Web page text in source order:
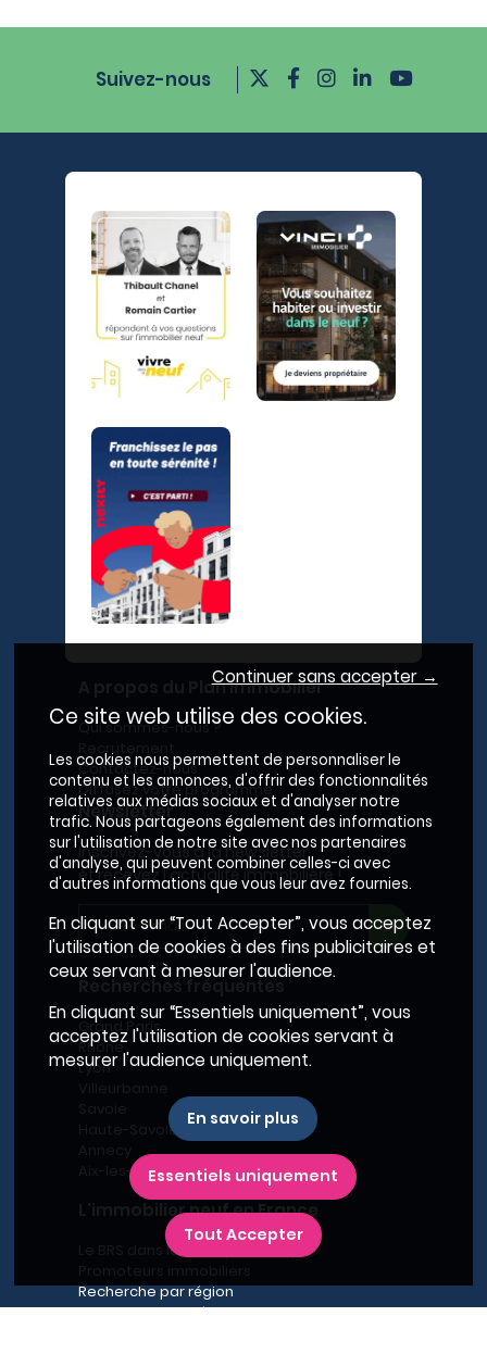
Suivez-nous
A propos du Plan Immobilier
Qui sommes-nous ?
Recrutement
Contactez-nous
Diffusez votre programme
Newsletter
Inscrivez-vous à la newsletter,
et recevez l'actualité immobilière !
Grand Paris
Rhône
Lyon
Haute-Savoie
Aix-les-Bains
L'immobilier neuf en France
Le BRS dans la Métropole de Lyon
Recherche par région
Recherche par département
Continuer sans accepter →
Ce site web utilise des cookies.
Les cookies nous permettent de personnaliser le
contenu et les annonces, d'offrir des fonctionnalités
relatives aux médias sociaux et d'analyser notre
trafic. Nous partageons également des informations
sur l'utilisation de notre site avec nos partenaires
d'analyse, qui peuvent combiner celles-ci avec
d'autres informations que vous leur avez fournies.
En cliquant sur “Tout Accepter”, vous acceptez
l'utilisation de cookies à des fins publicitaires et
ceux servant à mesurer l'audience.
En cliquant sur “Essentiels uniquement”, vous
acceptez l'utilisation de cookies servant à
mesurer l'audience uniquement.
En savoir plus
Essentiels uniquement
Tout Accepter